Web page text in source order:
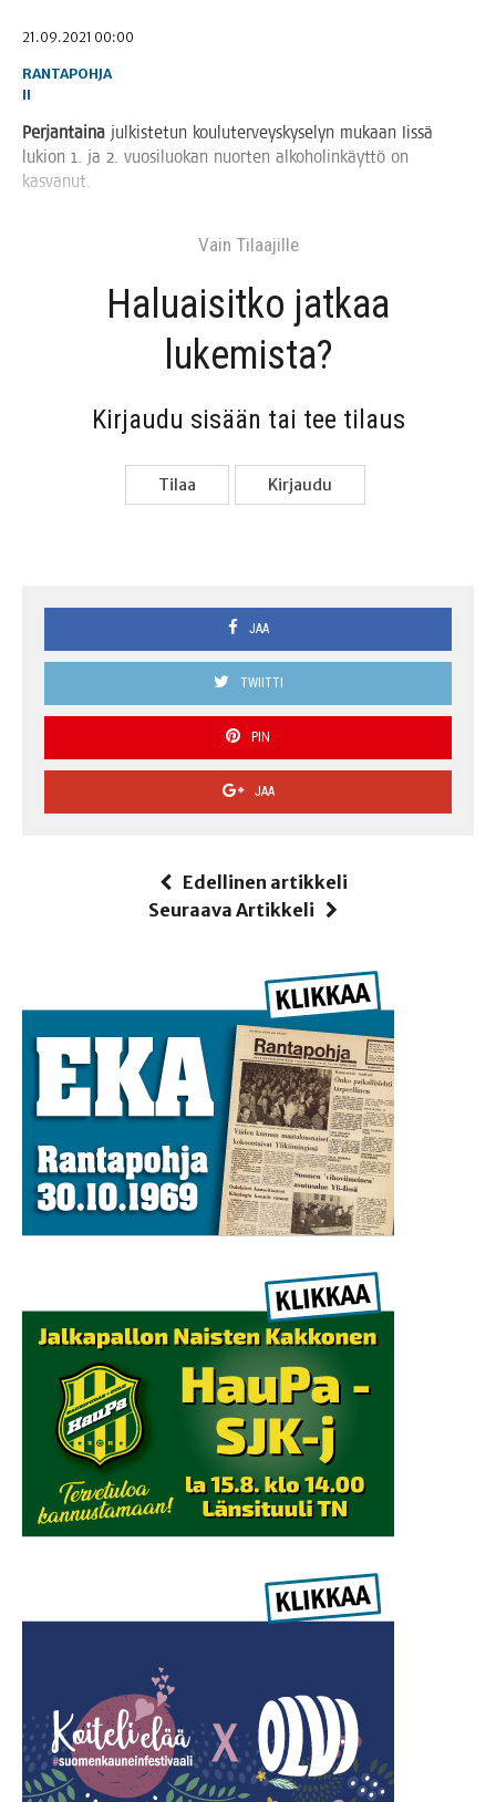
21.09.2021 00:00
RANTAPOHJA
II
Per­jan­tai­na jul­kis­te­tun kou­lu­ter­veys­ky­se­lyn mukaan Iis­sä
lukion 1. ja 2. vuo­si­luo­kan nuor­ten alko­ho­lin­käyt­tö on
kasvanut.
Vain Tilaa­jil­le
Haluai­sit­ko jat­kaa
lukemista?
Kir­jau­du sisään tai tee tilaus
Tilaa Kir­jau­du
JAA
TWIITTI
PIN
JAA
Edellinen artikkeli
Seuraava Artikkeli